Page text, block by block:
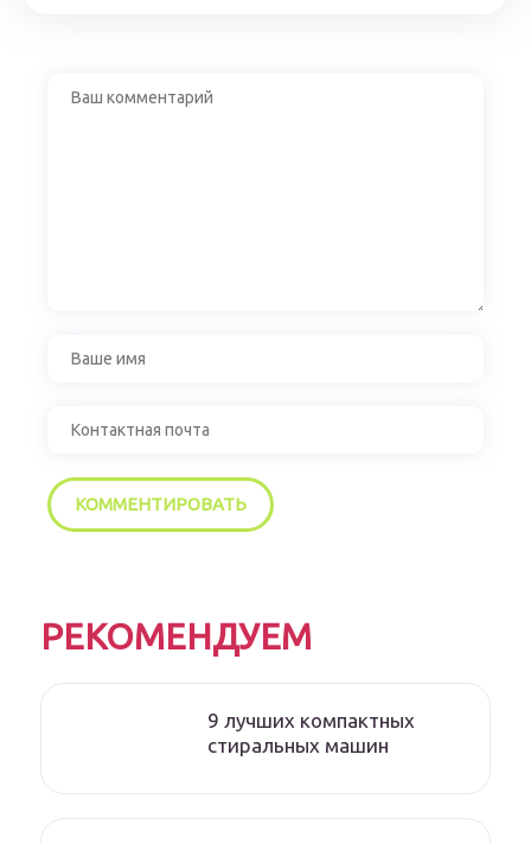
РЕКОМЕНДУЕМ
9 лучших компактных
стиральных машин